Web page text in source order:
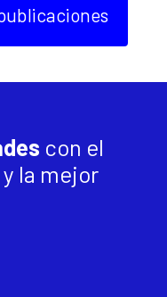
con el
la mejor